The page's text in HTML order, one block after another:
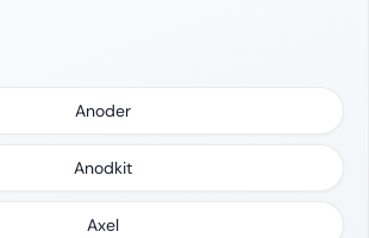
Anoder
Anodkit
Axel